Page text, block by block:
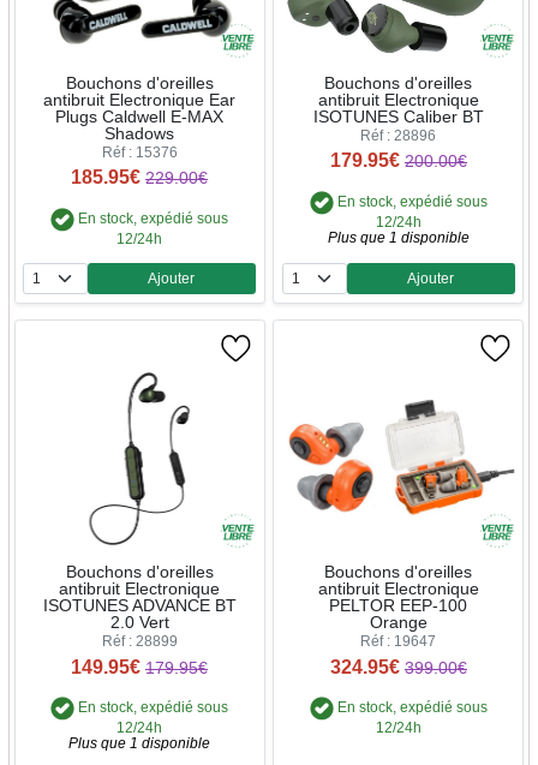
Bouchons d'oreilles
antibruit Electronique Ear
Plugs Caldwell E-MAX
Shadows
Réf : 15376
185.95€ 229.00€
En stock, expédié sous
12/24h
Quantité
Ajouter
Bouchons d'oreilles
antibruit Electronique
ISOTUNES Caliber BT
Réf : 28896
179.95€ 200.00€
En stock, expédié sous
12/24h
Plus que 1 disponible
Quantité
Ajouter
Bouchons d'oreilles
antibruit Electronique
ISOTUNES ADVANCE BT
2.0 Vert
Réf : 28899
149.95€ 179.95€
En stock, expédié sous
12/24h
Plus que 1 disponible
Bouchons d'oreilles
antibruit Electronique
PELTOR EEP-100
Orange
Réf : 19647
324.95€ 399.00€
En stock, expédié sous
12/24h